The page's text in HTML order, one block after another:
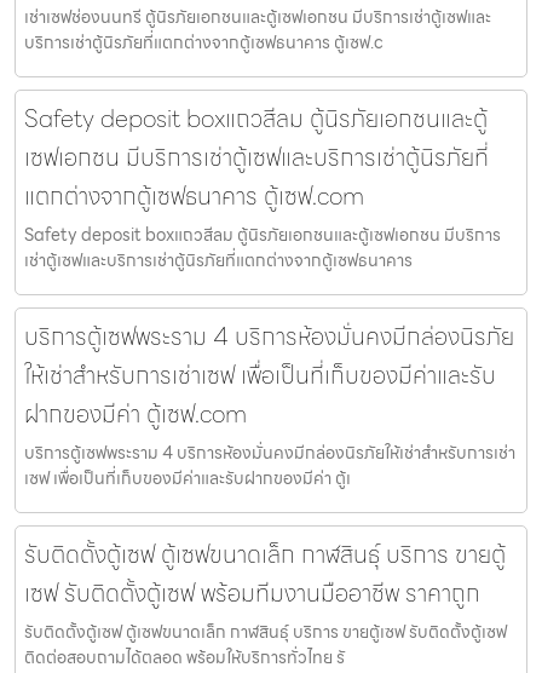
เช่าเซฟช่องนนทรี ตู้นิรภัยเอกชนและตู้เซฟเอกชน มีบริการเช่าตู้เซฟและ
บริการเช่าตู้นิรภัยที่แตกต่างจากตู้เซฟธนาคาร ตู้เซฟ.c
Safety deposit boxแถวสีลม ตู้นิรภัยเอกชนและตู้
เซฟเอกชน มีบริการเช่าตู้เซฟและบริการเช่าตู้นิรภัยที่
แตกต่างจากตู้เซฟธนาคาร ตู้เซฟ.com
Safety deposit boxแถวสีลม ตู้นิรภัยเอกชนและตู้เซฟเอกชน มีบริการ
เช่าตู้เซฟและบริการเช่าตู้นิรภัยที่แตกต่างจากตู้เซฟธนาคาร
บริการตู้เซฟพระราม 4 บริการห้องมั่นคงมีกล่องนิรภัย
ให้เช่าสำหรับการเช่าเซฟ เพื่อเป็นที่เก็บของมีค่าและรับ
ฝากของมีค่า ตู้เซฟ.com
บริการตู้เซฟพระราม 4 บริการห้องมั่นคงมีกล่องนิรภัยให้เช่าสำหรับการเช่า
เซฟ เพื่อเป็นที่เก็บของมีค่าและรับฝากของมีค่า ตู้เ
รับติดตั้งตู้เซฟ ตู้เซฟขนาดเล็ก กาฬสินธุ์ บริการ ขายตู้
เซฟ รับติดตั้งตู้เซฟ พร้อมทีมงานมืออาชีพ ราคาถูก
รับติดตั้งตู้เซฟ ตู้เซฟขนาดเล็ก กาฬสินธุ์ บริการ ขายตู้เซฟ รับติดตั้งตู้เซฟ
ติดต่อสอบถามได้ตลอด พร้อมให้บริการทั่วไทย รั